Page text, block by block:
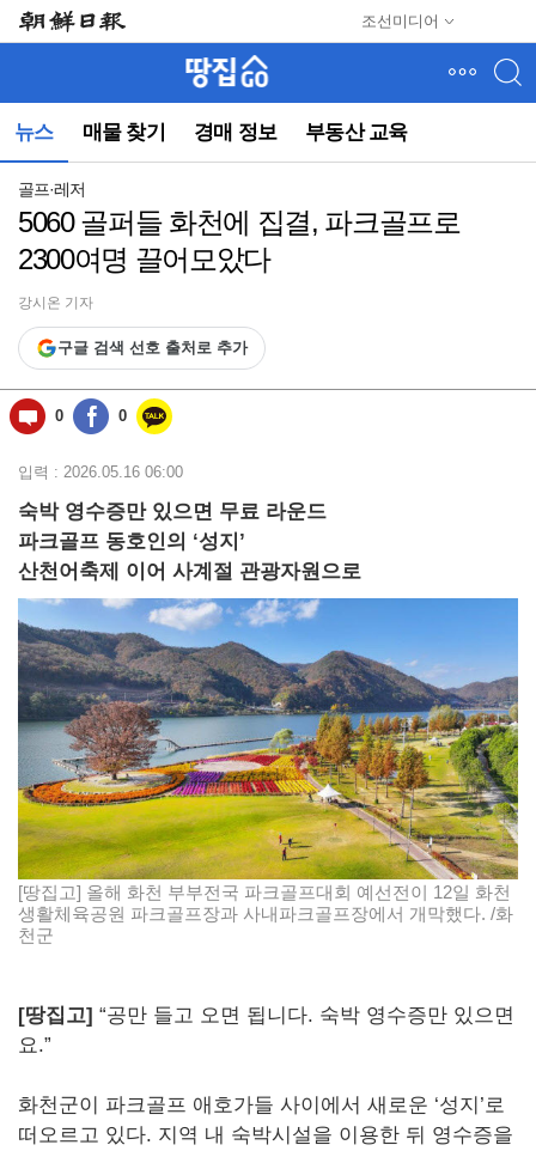
조선미디어
뉴스 매물 찾기 경매 정보 부동산 교육
뉴
(컨
동)
골프·레저
5060 골퍼들 화천에 집결, 파크골프로
2300여명 끌어모았다
강시온 기자
구글 검색 선호 출처로 추가
0 0
입력 : 2026.05.16 06:00
숙박 영수증만 있으면 무료 라운드
파크골프 동호인의 ‘성지’
산천어축제 이어 사계절 관광자원으로
[땅집고] 올해 화천 부부전국 파크골프대회 예선전이 12일 화천
생활체육공원 파크골프장과 사내파크골프장에서 개막했다. /화
천군
[땅집고] “공만 들고 오면 됩니다. 숙박 영수증만 있으면
요.”
화천군이 파크골프 애호가들 사이에서 새로운 ‘성지’로
떠오르고 있다. 지역 내 숙박시설을 이용한 뒤 영수증을